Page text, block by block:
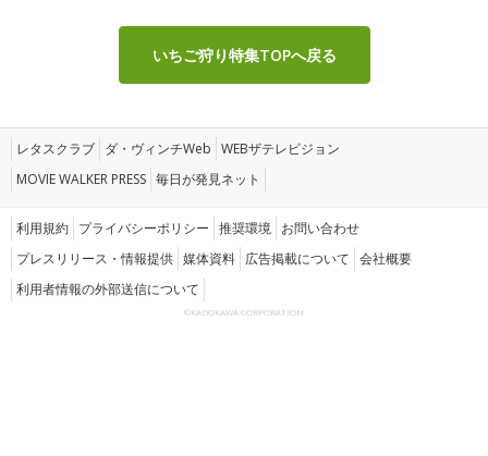
いちご狩り特集TOPへ戻る
レタスクラブ ダ・ヴィンチWeb WEBザテレビジョン
MOVIE WALKER PRESS 毎日が発見ネット
利用規約 プライバシーポリシー 推奨環境 お問い合わせ
プレスリリース・情報提供 媒体資料 広告掲載について 会社概要
利用者情報の外部送信について
©KADOKAWA CORPORATION